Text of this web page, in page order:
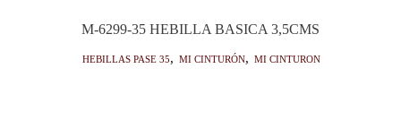
M-6299-35 HEBILLA BASICA 3,5CMS
HEBILLAS PASE 35, Mi Cinturón, Mi cinturon